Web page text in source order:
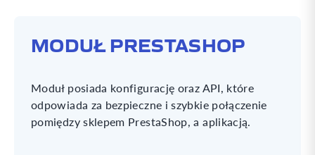
MODUŁ PRESTASHOP
Moduł posiada konfigurację oraz API, które
odpowiada za bezpieczne i szybkie połączenie
pomiędzy sklepem PrestaShop, a aplikacją.